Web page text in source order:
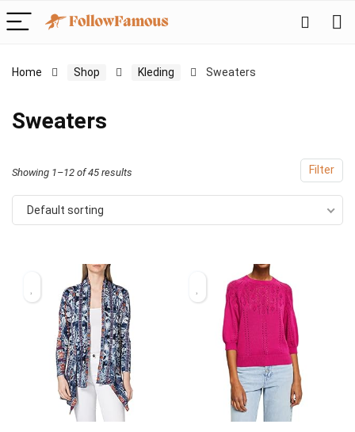
Home Shop Kleding Sweaters
Sweaters
Filter
Showing 1–12 of 45 results
Default sorting